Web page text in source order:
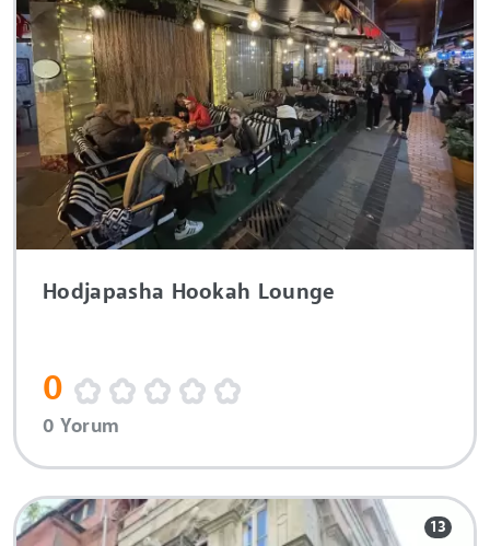
Hodjapasha Hookah Lounge
0
0 Yorum
13